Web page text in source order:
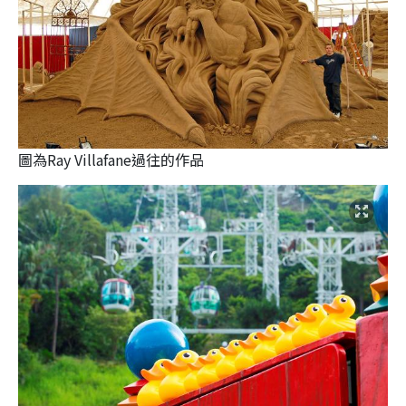
圖為Ray Villafane過往的作品